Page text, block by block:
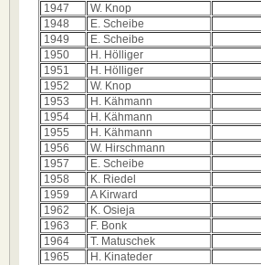
1947
W. Knop
1948
E. Scheibe
1949
E. Scheibe
1950
H. Hölliger
1951
H. Hölliger
1952
W. Knop
1953
H. Kähmann
1954
H. Kähmann
1955
H. Kähmann
1956
W. Hirschmann
1957
E. Scheibe
1958
K. Riedel
1959
A Kirward
1962
K. Osieja
1963
F. Bonk
1964
T. Matuschek
1965
H. Kinateder